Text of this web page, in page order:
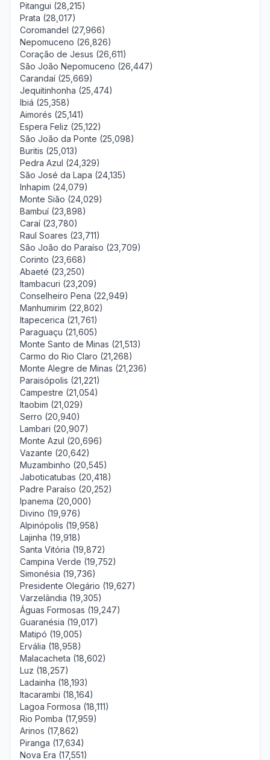
Pitangui (28,215)
Prata (28,017)
Coromandel (27,966)
Nepomuceno (26,826)
Coração de Jesus (26,611)
São João Nepomuceno (26,447)
Carandaí (25,669)
Jequitinhonha (25,474)
Ibiá (25,358)
Aimorés (25,141)
Espera Feliz (25,122)
São João da Ponte (25,098)
Buritis (25,013)
Pedra Azul (24,329)
São José da Lapa (24,135)
Inhapim (24,079)
Monte Sião (24,029)
Bambuí (23,898)
Caraí (23,780)
Raul Soares (23,711)
São João do Paraíso (23,709)
Corinto (23,668)
Abaeté (23,250)
Itambacuri (23,209)
Conselheiro Pena (22,949)
Manhumirim (22,802)
Itapecerica (21,761)
Paraguaçu (21,605)
Monte Santo de Minas (21,513)
Carmo do Rio Claro (21,268)
Monte Alegre de Minas (21,236)
Paraisópolis (21,221)
Campestre (21,054)
Itaobim (21,029)
Serro (20,940)
Lambari (20,907)
Monte Azul (20,696)
Vazante (20,642)
Muzambinho (20,545)
Jaboticatubas (20,418)
Padre Paraíso (20,252)
Ipanema (20,000)
Divino (19,976)
Alpinópolis (19,958)
Lajinha (19,918)
Santa Vitória (19,872)
Campina Verde (19,752)
Simonésia (19,736)
Presidente Olegário (19,627)
Varzelândia (19,305)
Águas Formosas (19,247)
Guaranésia (19,017)
Matipó (19,005)
Ervália (18,958)
Malacacheta (18,602)
Luz (18,257)
Ladainha (18,193)
Itacarambi (18,164)
Lagoa Formosa (18,111)
Rio Pomba (17,959)
Arinos (17,862)
Piranga (17,634)
Nova Era (17,551)